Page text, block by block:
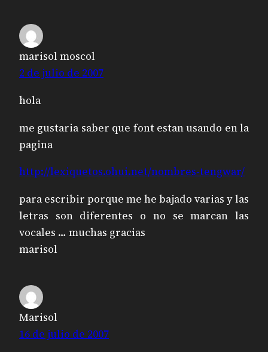
marisol moscol
2 de julio de 2007
hola
me gustaria saber que font estan usando en la
pagina
http://lexiquetos.ohui.net/nombres-tengwar/
para escribir porque me he bajado varias y las
letras son diferentes o no se marcan las
vocales … muchas gracias
marisol
Marisol
16 de julio de 2007